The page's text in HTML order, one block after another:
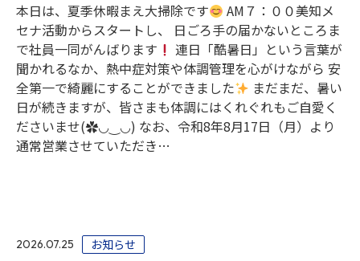
協力業者の皆様へ
お電話でのお問合せ（ 受付時間 平日9:00～18:00 ）
0748-23-0667
Webからのお問合せ
本日は、夏季休暇まえ大掃除です
AM７：００美知メ
セナ活動からスタートし、 日ごろ手の届かないところま
で社員一同がんばります
連日「酷暑日」という言葉が
聞かれるなか、熱中症対策や体調管理を心がけながら 安
全第一で綺麗にすることができました
まだまだ、暑い
日が続きますが、皆さまも体調にはくれぐれもご自愛く
ださいませ(✿◡‿◡) なお、令和8年8月17日（月）より
通常営業させていただき…
2026.07.25 お知らせ